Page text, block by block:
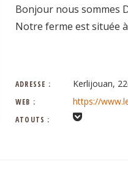
Bonjour nous sommes
Notre ferme est située
ADRESSE : Kerlijouan,
WEB : https://
ATOUTS :